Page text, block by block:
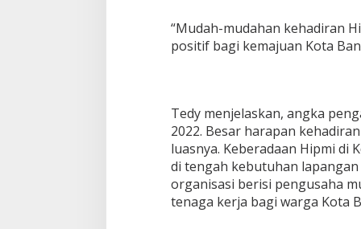
g
“Mudah-mudahan kehadiran
positif bagi kemajuan Kota
Tedy menjelaskan, angka
2022. Besar harapan
luasnya. Keberadaan Hipmi di
di tengah kebutuhan
organisasi berisi pengusaha
tenaga kerja bagi warga Kota